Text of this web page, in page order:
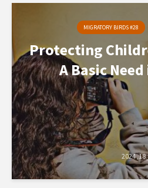
MIGRATORY BIRDS #28
Protecting
A Basic